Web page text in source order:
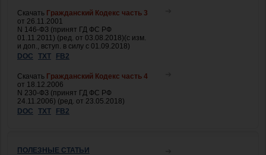
Скачать Гражданский Кодекс часть 3
от 26.11.2001
N 146-ФЗ (принят ГД ФС РФ
01.11.2011) (ред. от 03.08.2018)(с изм.
и доп., вступ. в силу с 01.09.2018)
DOC
TXT FB2
Скачать Гражданский Кодекс часть 4
от 18.12.2006
N 230-ФЗ (принят ГД ФС РФ
24.11.2006) (ред. от 23.05.2018)
DOC
TXT FB2
ПОЛЕЗНЫЕ СТАТЬИ